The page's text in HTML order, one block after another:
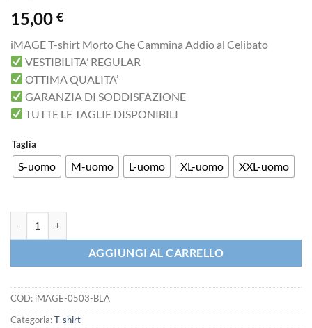
15,00 €
iMAGE T-shirt Morto Che Cammina Addio al Celibato
VESTIBILITA’ REGULAR
OTTIMA QUALITA’
GARANZIA DI SODDISFAZIONE
TUTTE LE TAGLIE DISPONIBILI
Taglia
S-uomo M-uomo L-uomo XL-uomo XXL-uomo
AGGIUNGI AL CARRELLO
COD: iMAGE-0503-BLA
Categoria:T-shirt